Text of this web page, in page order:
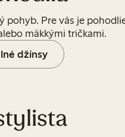
Pre vás je
mäkkými tričkami.
džínsy